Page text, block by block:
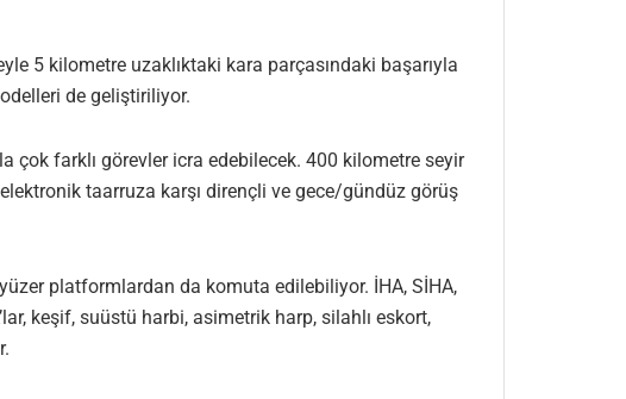
5 kilometre uzaklıktaki kara parçasındaki başarıyla
de geliştiriliyor.
çok farklı görevler icra edebilecek. 400 kilometre seyir
taarruza karşı dirençli ve gece/gündüz görüş
platformlardan da komuta edilebiliyor. İHA, SİHA,
keşif, suüstü harbi, asimetrik harp, silahlı eskort,